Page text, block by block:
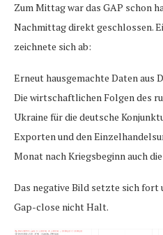
Zum Mittag war das GAP schon
Nachmittag direkt geschlossen.
zeichnete sich ab:
Erneut hausgemachte Daten aus
Die wirtschaftlichen Folgen des
Ukraine für die deutsche
Exporten und den
Monat nach Kriegsbeginn auch
Das negative Bild setzte sich fort
Gap-close nicht Halt.